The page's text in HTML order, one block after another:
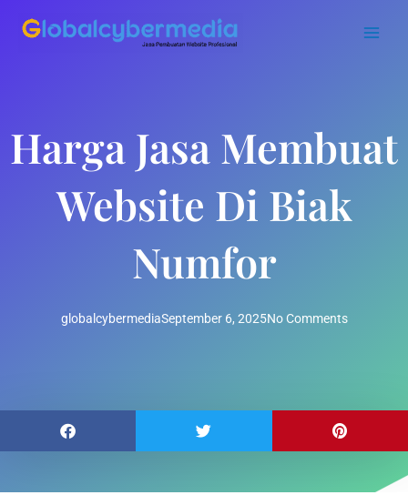
Harga Jasa Membuat
Website Di Biak
Numfor
globalcybermediaSeptember 6, 2025No Comments